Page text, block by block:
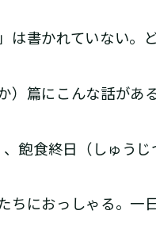
書かれていない。ど
篇にこんな話がある
、飽食終日（しゅう
ちにおっしゃる。一